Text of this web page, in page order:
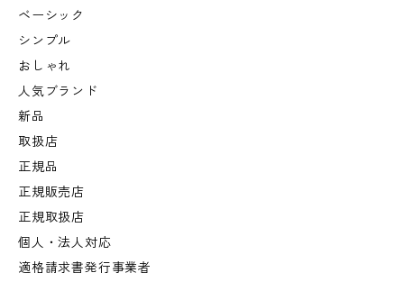
ベーシック
シンプル
おしゃれ
人気ブランド
新品
取扱店
正規品
正規販売店
正規取扱店
個人・法人対応
適格請求書発行事業者